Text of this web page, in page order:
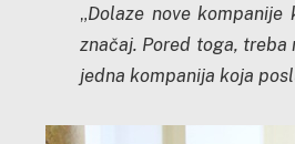
„Dolaze nove
značaj. Pored toga,
jedna kompanija koja